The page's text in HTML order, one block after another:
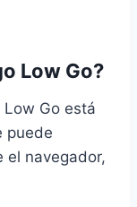
Low Go?
Low Go está
puede
el navegador,